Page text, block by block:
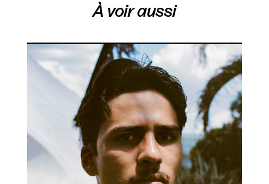
À voir aussi